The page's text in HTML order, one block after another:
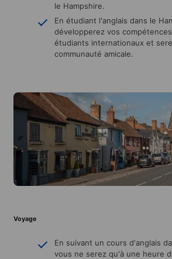
le Hampshire.
En étudiant l'anglais dans le
développerez vos
étudiants internationaux et
communauté amicale.
Voyage
En suivant un cours d'anglais
vous ne serez qu'à une heure